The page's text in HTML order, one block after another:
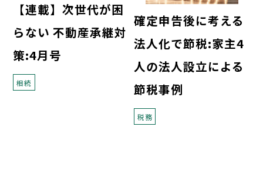
【連載】次世代が困
らない 不動産承継対
策:4月号
相続
確定申告後に考える
法人化で節税:家主4
人の法人設立による
節税事例
税務